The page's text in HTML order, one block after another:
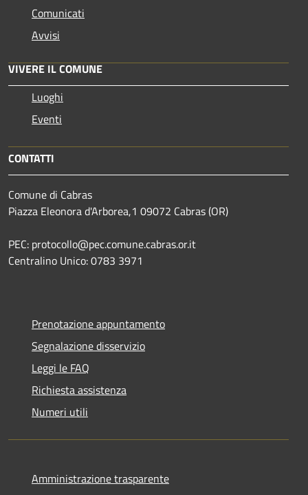
Comunicati
Avvisi
VIVERE IL COMUNE
Luoghi
Eventi
CONTATTI
Comune di Cabras
Piazza Eleonora d'Arborea,1 09072 Cabras (OR)
PEC: protocollo@pec.comune.cabras.or.it
Centralino Unico: 0783 3971
Prenotazione appuntamento
Segnalazione disservizio
Leggi le FAQ
Richiesta assistenza
Numeri utili
Amministrazione trasparente